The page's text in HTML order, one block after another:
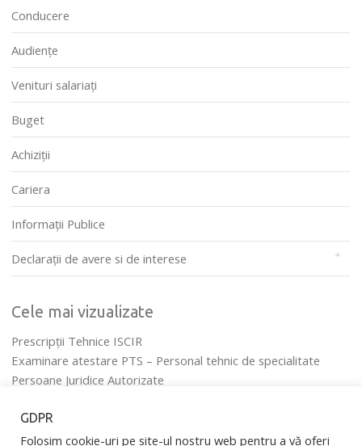
Conducere
Audienţe
Venituri salariați
Buget
Achiziții
Cariera
Informații Publice
Declarații de avere si de interese
Cele mai vizualizate
Prescripţii Tehnice ISCIR
Examinare atestare PTS – Personal tehnic de specialitate
Persoane Juridice Autorizate
Conducere
GDPR
Folosim cookie-uri pe site-ul nostru web pentru a vă oferi